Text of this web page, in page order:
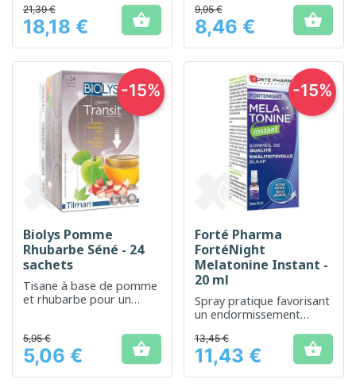
Prix
21,39 €
18,18 €  Prix
9,95 €
8,46 € 
Biolys Pomme
Rhubarbe Séné - 24
sachets
Tisane à base de pomme
et rhubarbe pour un
Prix
5,95 €
5,06 € 
-15%
Forté Pharma
FortéNight
Melatonine Instant -
20 ml
Spray pratique favorisant
un endormissement
réparateur
Prix
13,45 €
11,43 € 
-15%